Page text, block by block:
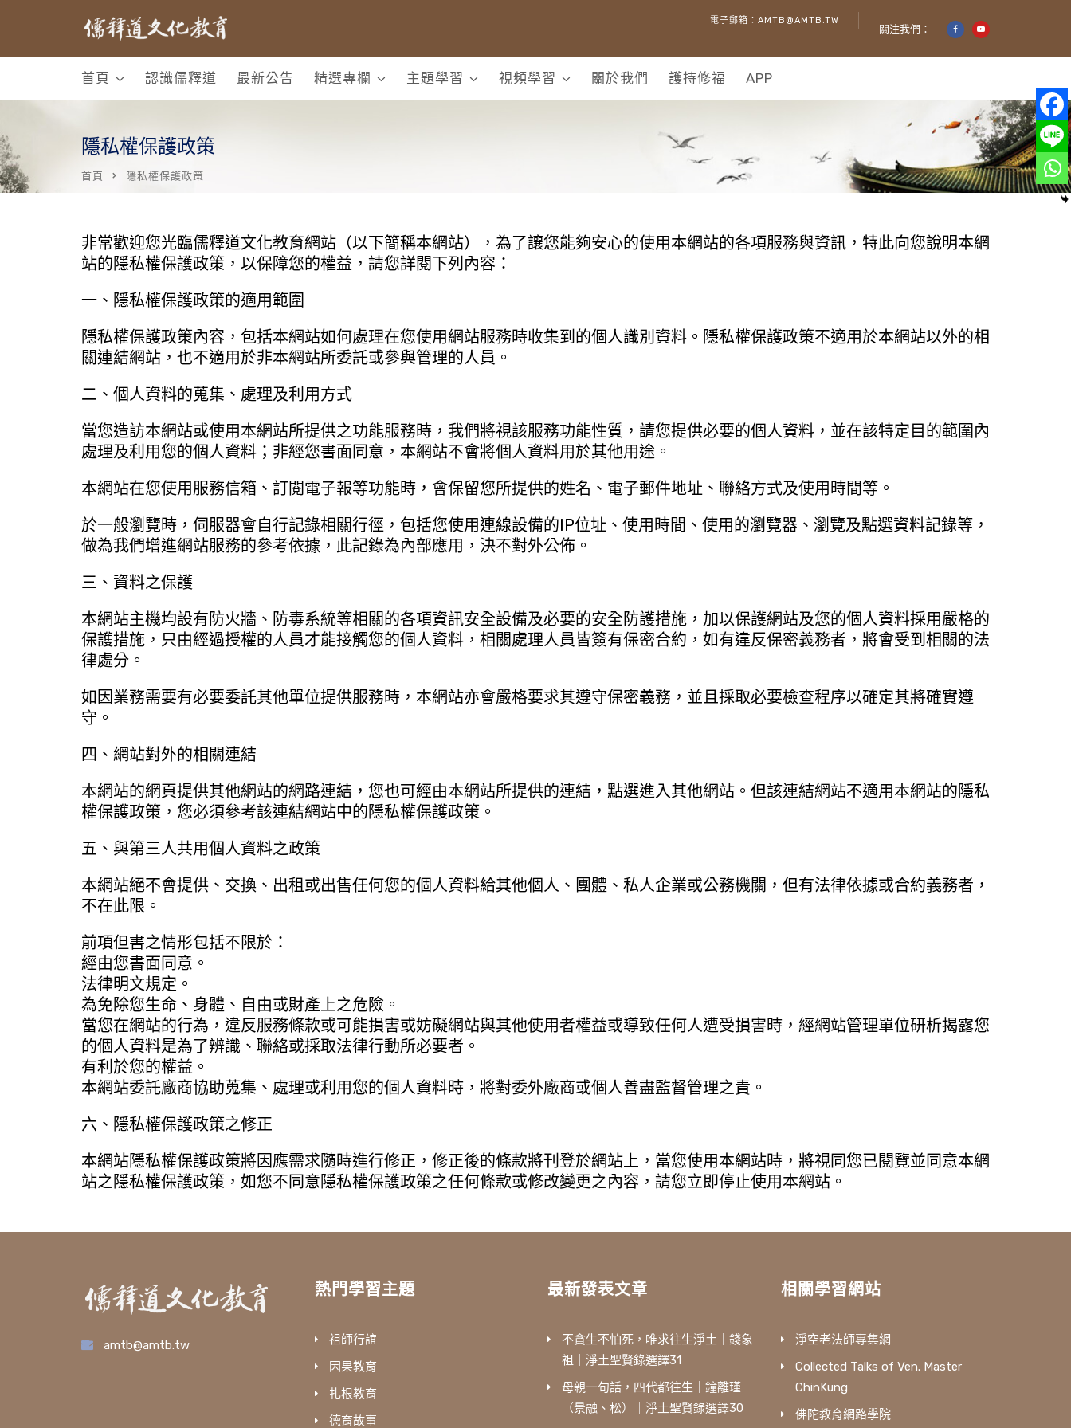
電子郵箱：AMTB@AMTB.TW
關注我們：
首頁 認識儒釋道 最新公告 精選專欄 主題學習 視頻學習 關於我們 護持修福 APP
隱私權保護政策
首頁 隱私權保護政策
非常歡迎您光臨儒釋道文化教育網站（以下簡稱本網站），為了讓您能夠安心的使用本網站的各項服務與資訊，特此向您說明本網
站的隱私權保護政策，以保障您的權益，請您詳閱下列內容：
一、隱私權保護政策的適用範圍
隱私權保護政策內容，包括本網站如何處理在您使用網站服務時收集到的個人識別資料。隱私權保護政策不適用於本網站以外的相
關連結網站，也不適用於非本網站所委託或參與管理的人員。
二、個人資料的蒐集、處理及利用方式
當您造訪本網站或使用本網站所提供之功能服務時，我們將視該服務功能性質，請您提供必要的個人資料，並在該特定目的範圍內
處理及利用您的個人資料；非經您書面同意，本網站不會將個人資料用於其他用途。
本網站在您使用服務信箱、訂閱電子報等功能時，會保留您所提供的姓名、電子郵件地址、聯絡方式及使用時間等。
於一般瀏覽時，伺服器會自行記錄相關行徑，包括您使用連線設備的IP位址、使用時間、使用的瀏覽器、瀏覽及點選資料記錄等，
做為我們增進網站服務的參考依據，此記錄為內部應用，決不對外公佈。
三、資料之保護
本網站主機均設有防火牆、防毒系統等相關的各項資訊安全設備及必要的安全防護措施，加以保護網站及您的個人資料採用嚴格的
保護措施，只由經過授權的人員才能接觸您的個人資料，相關處理人員皆簽有保密合約，如有違反保密義務者，將會受到相關的法
律處分。
如因業務需要有必要委託其他單位提供服務時，本網站亦會嚴格要求其遵守保密義務，並且採取必要檢查程序以確定其將確實遵
守。
四、網站對外的相關連結
本網站的網頁提供其他網站的網路連結，您也可經由本網站所提供的連結，點選進入其他網站。但該連結網站不適用本網站的隱私
權保護政策，您必須參考該連結網站中的隱私權保護政策。
五、與第三人共用個人資料之政策
本網站絕不會提供、交換、出租或出售任何您的個人資料給其他個人、團體、私人企業或公務機關，但有法律依據或合約義務者，
不在此限。
前項但書之情形包括不限於：
經由您書面同意。
法律明文規定。
為免除您生命、身體、自由或財產上之危險。
當您在網站的行為，違反服務條款或可能損害或妨礙網站與其他使用者權益或導致任何人遭受損害時，經網站管理單位研析揭露您
的個人資料是為了辨識、聯絡或採取法律行動所必要者。
有利於您的權益。
本網站委託廠商協助蒐集、處理或利用您的個人資料時，將對委外廠商或個人善盡監督管理之責。
六、隱私權保護政策之修正
本網站隱私權保護政策將因應需求隨時進行修正，修正後的條款將刊登於網站上，當您使用本網站時，將視同您已閱覽並同意本網
站之隱私權保護政策，如您不同意隱私權保護政策之任何條款或修改變更之內容，請您立即停止使用本網站。
amtb@amtb.tw
熱門學習主題
祖師行誼
因果教育
扎根教育
德育故事
最新發表文章
不貪生不怕死，唯求往生淨土｜錢象
祖｜淨土聖賢錄選譯31
母親一句話，四代都往生｜鐘離瑾
（景融、松）｜淨土聖賢錄選譯30
相關學習網站
淨空老法師專集網
Collected Talks of Ven. Master
ChinKung
佛陀教育網路學院